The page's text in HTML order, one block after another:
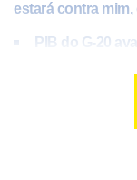
estará contra
PIB do G-20
‘Subsídios do